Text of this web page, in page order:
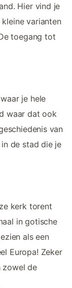
Hier vind je
varianten
toegang tot
je hele
waar dat ook
van
de stad die je
kerk torent
in gotische
als een
Europa! Zeker
zowel de